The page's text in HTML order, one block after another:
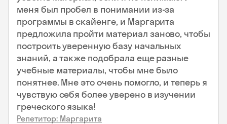
меня был пробел в понимании из-за
программы в скайенге, и Маргарита
предложила пройти материал заново, чтобы
построить уверенную базу начальных
знаний, а также подобрала еще разные
учебные материалы, чтобы мне было
понятнее. Мне это очень помогло, и теперь я
чувствую себя более уверено в изучении
греческого языка!
Репетитор: Маргарита